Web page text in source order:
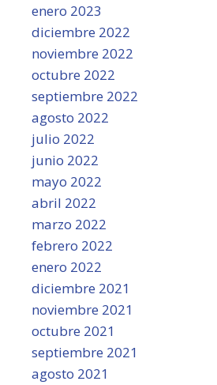
enero 2023
diciembre 2022
noviembre 2022
octubre 2022
septiembre 2022
agosto 2022
julio 2022
junio 2022
mayo 2022
abril 2022
marzo 2022
febrero 2022
enero 2022
diciembre 2021
noviembre 2021
octubre 2021
septiembre 2021
agosto 2021